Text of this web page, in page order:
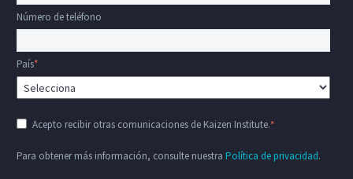
Número de teléfono
País*
Acepto recibir otras comunicaciones de Kaizen Institute.*
Para obtener más información, consulte nuestra Política de privacidad.